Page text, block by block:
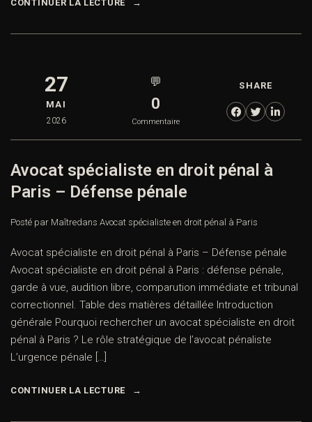
CONTINUER LA LECTURE
27
MAI
2026
💬
0
Commentaire
SHARE
Avocat spécialiste en droit pénal à
Paris – Défense pénale
Posté par Maîtredans Avocat spécialiste en droit pénal à Paris
Avocat spécialiste en droit pénal à Paris – Défense pénale
Avocat spécialiste en droit pénal à Paris : défense pénale,
garde à vue, audition libre, comparution immédiate et tribunal
correctionnel. Table des matières détaillée Introduction
générale Pourquoi rechercher un avocat spécialiste en droit
pénal à Paris ? Le rôle stratégique de l’avocat pénaliste
L’urgence pénale […]
CONTINUER LA LECTURE